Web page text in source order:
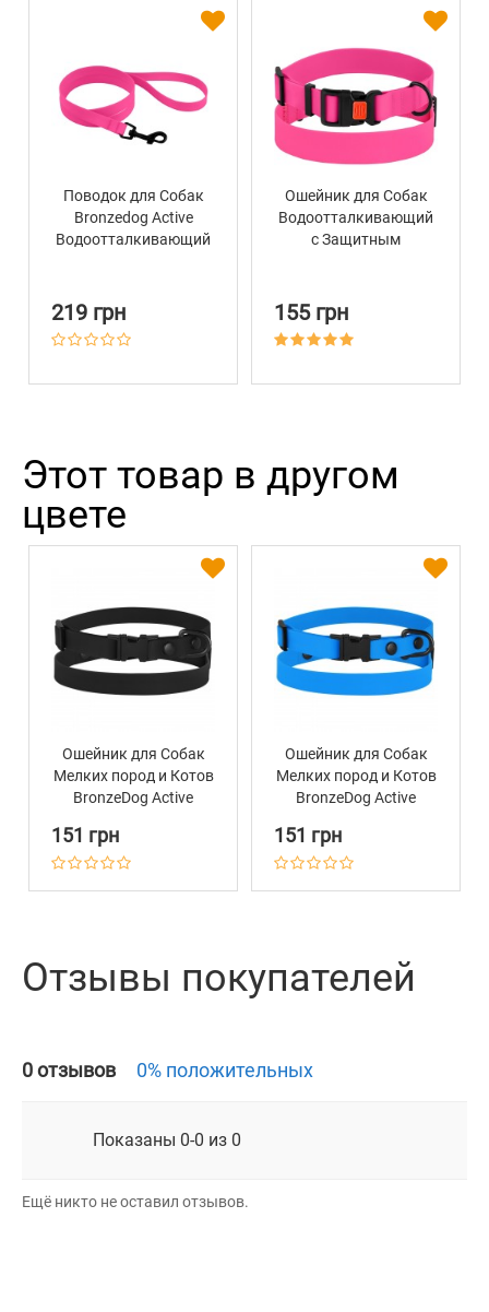
Чтобы выбрать подходящий по размеру ошейник,
измерьте обхват шеи вашей собаки гибкой
сантиметровой лентой и сверьте полученные данные
с информацией в таблице.
Материал Водоотталкивающий
Поводок для Собак
Bronzedog Active
Водоотталкивающий
Покрытием Розовый
219 грн
Ошейник для Собак
Водоотталкивающий
с Защитным
Пластиковой пряжкой
BronzeDog Active
Розовый
155 грн
Этот товар в другом
цвете
Ошейник для Собак
Мелких пород и Котов
BronzeDog Active
с Защитным
Полимерным
151 грн
Ошейник для Собак
Мелких пород и Котов
BronzeDog Active
с Защитным
Полимерным
151 грн
Отзывы покупателей
0 отзывов 0% положительных
Показаны 0-0 из 0
Ещё никто не оставил отзывов.